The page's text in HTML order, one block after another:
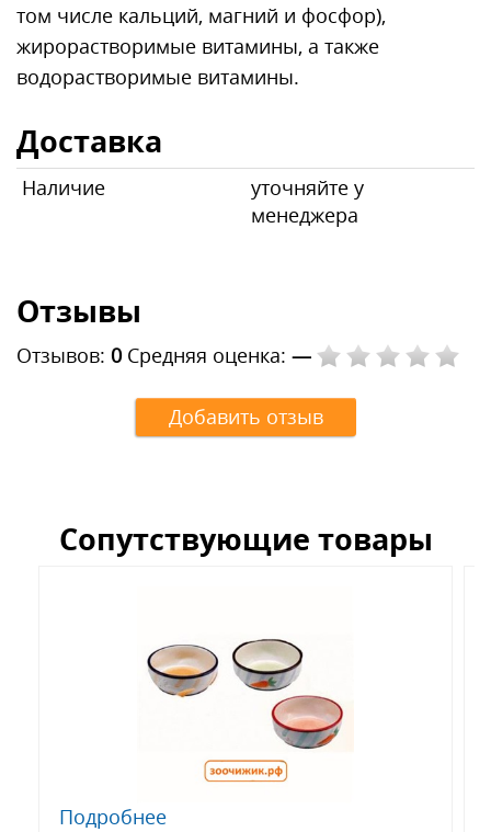
том числе кальций, магний и фосфор),
жирорастворимые витамины, а также
водорастворимые витамины.
Доставка
Наличие
уточняйте у
менеджера
Отзывы
Отзывов: 0 Средняя оценка: —
Добавить отзыв
Сопутствующие товары
Подробнее